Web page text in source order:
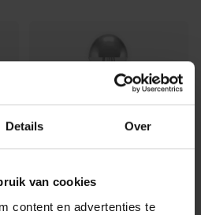
Details Over
van cookies
content en advertenties te
Bright Line